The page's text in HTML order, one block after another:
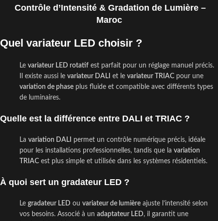
Contrôle d’Intensité & Gradation de Lumière –
Maroc
Quel variateur LED choisir ?
Le variateur LED rotatif est parfait pour un réglage manuel précis.
Il existe aussi le variateur DALI et le variateur TRIAC pour une
variation de phase plus fluide et compatible avec différents types
de luminaires.
Quelle est la différence entre DALI et TRIAC ?
La variation DALI
permet un contrôle numérique précis, idéale
pour les installations professionnelles, tandis que la variation
TRIAC est plus simple et utilisée dans les systèmes résidentiels.
À quoi sert un gradateur LED ?
Le gradateur LED ou variateur de lumière ajuste l’intensité selon
vos besoins. Associé à un adaptateur LED, il garantit une